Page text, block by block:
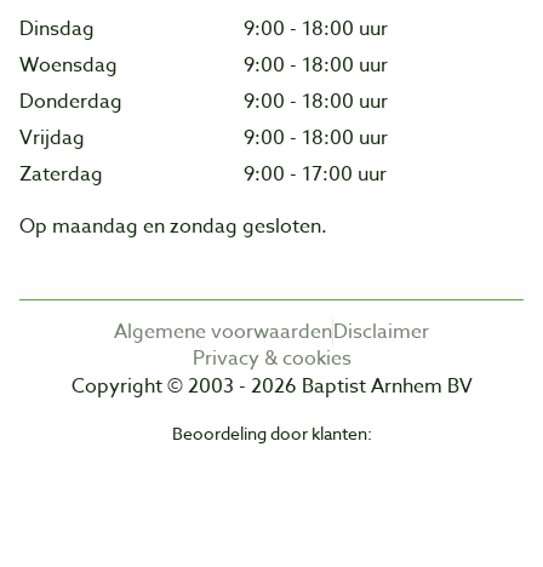
Dinsdag
9:00 - 18:00 uur
Woensdag
9:00 - 18:00 uur
Donderdag
9:00 - 18:00 uur
Vrijdag
9:00 - 18:00 uur
Zaterdag
9:00 - 17:00 uur
Op maandag en zondag gesloten.
Algemene voorwaardenDisclaimer
Privacy & cookies
Copyright © 2003 - 2026 Baptist Arnhem BV
Beoordeling door klanten: